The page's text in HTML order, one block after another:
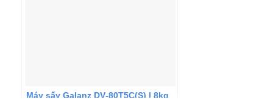
Máy sấy Galanz DV‐80T5C(S) | 8kg